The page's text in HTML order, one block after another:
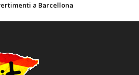
a Barcellona